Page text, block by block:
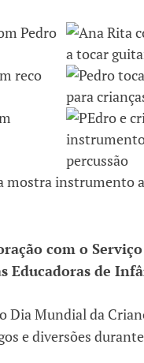
com o
Educadoras de
Dia Mundial da
e diversões